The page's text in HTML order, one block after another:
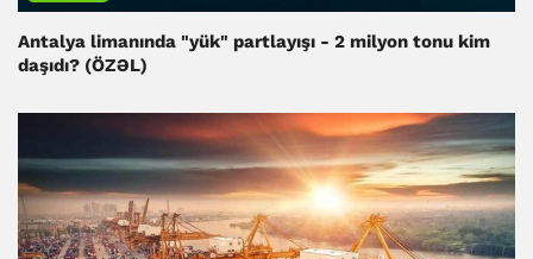
Antalya limanında "yük" partlayışı - 2 milyon tonu kim
daşıdı? (ÖZƏL)